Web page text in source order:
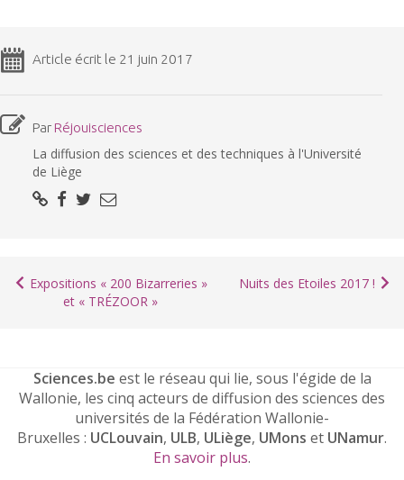
Article écrit le 21 juin 2017
Par Réjouisciences
La diffusion des sciences et des techniques à l'Université
de Liège
Expositions « 200 Bizarreries »
et « TRÉZOOR »
Nuits des Etoiles 2017 !
Sciences.be est le réseau qui lie, sous l'égide de la
Wallonie, les cinq acteurs de diffusion des sciences des
universités de la Fédération Wallonie-
Bruxelles : UCLouvain, ULB, ULiège, UMons et UNamur.
En savoir plus.